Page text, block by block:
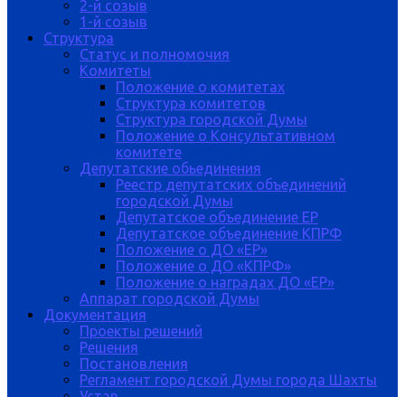
2-й созыв
1-й созыв
Структура
Статус и полномочия
Комитеты
Положение о комитетах
Структура комитетов
Структура городской Думы
Положение о Консультативном
комитете
Депутатские обьединения
Реестр депутатских объединений
городской Думы
Депутатское объединение ЕР
Депутатское объединение КПРФ
Положение о ДО «ЕР»
Положение о ДО «КПРФ»
Положение о наградах ДО «ЕР»
Аппарат городской Думы
Документация
Проекты решений
Решения
Постановления
Регламент городской Думы города Шахты